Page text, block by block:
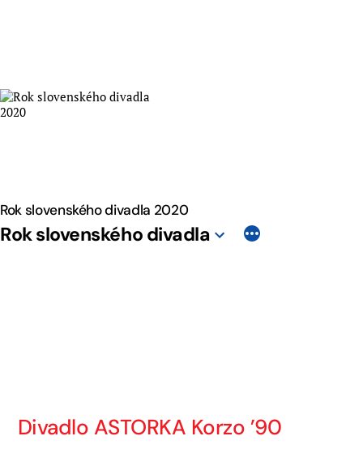
Rok slovenského divadla 2020
Rok slovenského divadla
Divadlo ASTORKA Korzo ’90